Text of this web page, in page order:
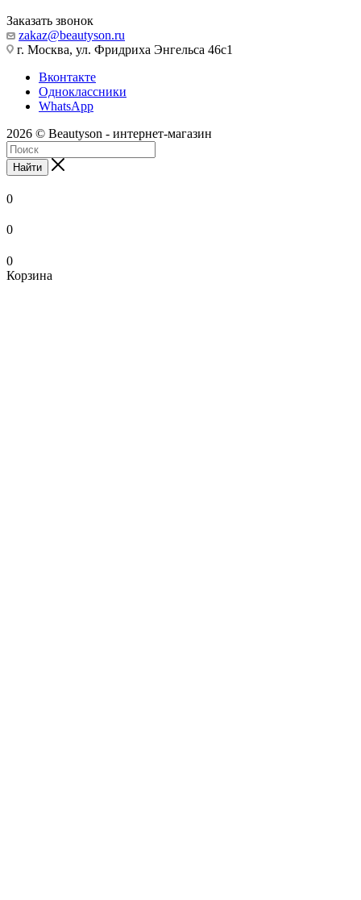
Заказать звонок
zakaz@beautyson.ru
г. Москва, ул. Фридриха Энгельса 46с1
Вконтакте
Одноклассники
WhatsApp
2026 © Beautyson - интернет-магазин
Найти
0
0
0
Корзина